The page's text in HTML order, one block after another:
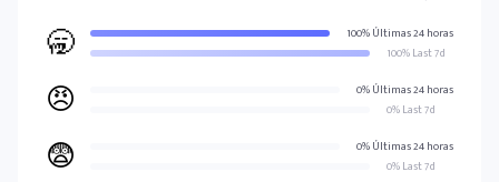
🥱
100% Últimas 24 horas
100% Last 7d
😠
0% Últimas 24 horas
0% Last 7d
😨
0% Últimas 24 horas
0% Last 7d